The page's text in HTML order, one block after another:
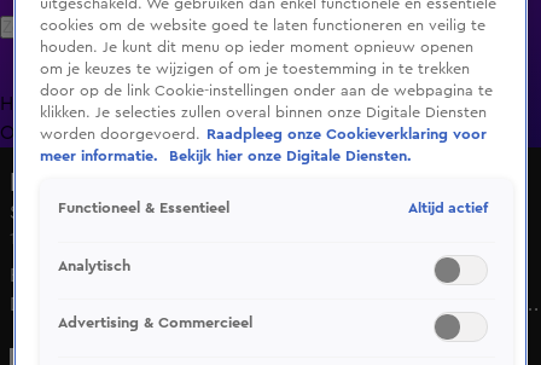
Zoeken
HomeUitzending Gemist Programma's De Bondgenoten
OranjezomerLivestreamsShop
Seizoen 2, aflevering 2
19 nov 2017, 12:00
Bekijk aflevering 2 van De Nalatenschap uit seizoen 2 hier.
Deze aflevering is uitgezonden op 19 november, 12:00 uur
bij SBS6. De Nalatenschap is een Lifestyle programma en is
uitgeschakeld. We gebruiken dan enkel functionele en essentiële
cookies om de website goed te laten functioneren en veilig te
houden. Je kunt dit menu op ieder moment opnieuw openen
om je keuzes te wijzigen of om je toestemming in te trekken
door op de link Cookie-instellingen onder aan de webpagina te
klikken. Je selecties zullen overal binnen onze Digitale Diensten
worden doorgevoerd.
Raadpleeg onze Cookieverklaring voor
meer informatie.
Bekijk hier onze Digitale Diensten.
Functioneel & Essentieel Altijd actief
Analytisch
Advertising & Commercieel